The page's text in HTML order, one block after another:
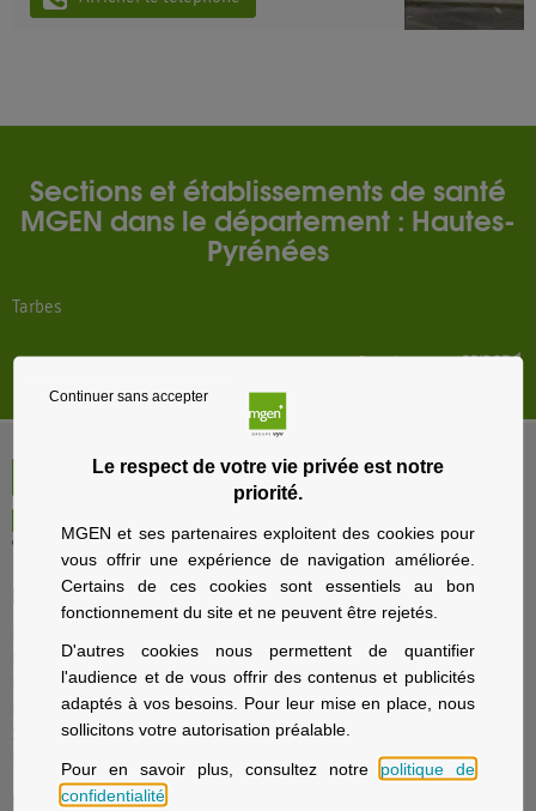
Le respect de votre vie privée est notre
priorité.
MGEN et ses partenaires exploitent des cookies pour
vous offrir une expérience de navigation améliorée.
Certains de ces cookies sont essentiels au bon
fonctionnement du site et ne peuvent être rejetés.
D'autres cookies nous permettent de quantifier
l'audience et de vous offrir des contenus et publicités
adaptés à vos besoins. Pour leur mise en place, nous
sollicitons votre autorisation préalable.
Pour en savoir plus, consultez notre politique de
confidentialité
Continuer sans accepter
Sections et établissements de santé
MGEN dans le département : Hautes-
Pyrénées
Tarbes
Store locator parBRIDGE
Particuliers
Nos offres assurance voyage
Nos offres assurance immobilier
Nos offres assurance prévoyance
Solutions d’épargne et retraite
La sécurité sociale avec MGEN
Employeurs